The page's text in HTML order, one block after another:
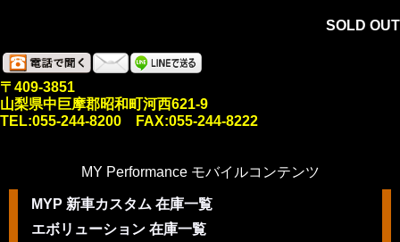
SOLD OUT
〒409-3851
山梨県中巨摩郡昭和町河西621-9
TEL:055-244-8200 FAX:055-244-8222
MY Performance モバイルコンテンツ
MYP 新車カスタム 在庫一覧
エボリューション 在庫一覧